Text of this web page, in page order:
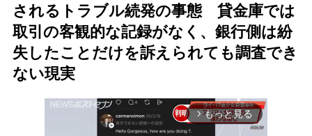
されるトラブル続発の事態 貸金庫では
取引の客観的な記録がなく、銀行側は紛
失したことだけを訴えられても調査でき
ない現実
arrow_forward_ios もっと見る